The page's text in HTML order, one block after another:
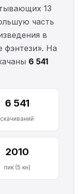
13
часть
в
фэнтези». На
6 541
6 541
скачиваний
2010
пик (5 кн)